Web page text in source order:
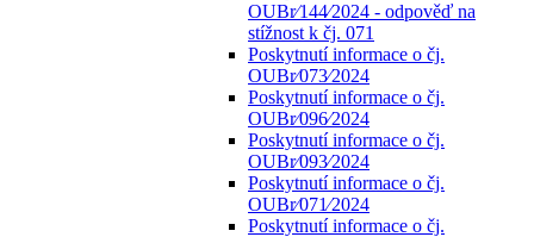
OUBr⁄144⁄2024 - odpověď na
stížnost k čj. 071
Poskytnutí informace o čj.
OUBr⁄073⁄2024
Poskytnutí informace o čj.
OUBr⁄096⁄2024
Poskytnutí informace o čj.
OUBr⁄093⁄2024
Poskytnutí informace o čj.
OUBr⁄071⁄2024
Poskytnutí informace o čj.